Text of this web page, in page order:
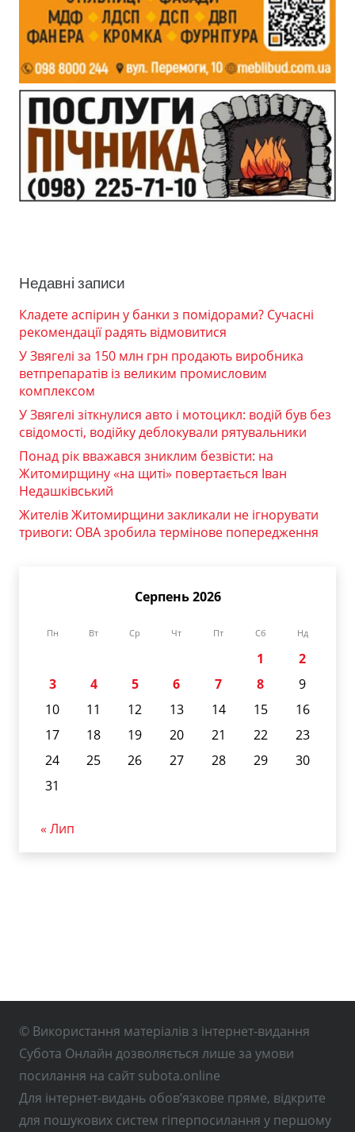
Недавні записи
Кладете аспірин у банки з помідорами? Сучасні
рекомендації радять відмовитися
У Звягелі за 150 млн грн продають виробника
ветпрепаратів із великим промисловим
комплексом
У Звягелі зіткнулися авто і мотоцикл: водій був без
свідомості, водійку деблокували рятувальники
Понад рік вважався зниклим безвісти: на
Житомирщину «на щиті» повертається Іван
Недашківський
Жителів Житомирщини закликали не ігнорувати
тривоги: ОВА зробила термінове попередження
Серпень 2026
Пн Вт Ср Чт Пт Сб Нд
1
2
3
4 5 6 7 8
9
10
11 12 13 14 15
16
17
18 19 20 21 22
23
24
25 26 27 28 29
30
31
« Лип
© Використання матеріалів з інтернет-видання
Субота Онлайн дозволяється лише за умови
посилання на сайт subota.online
Для інтернет-видань обов’язкове пряме, відкрите
для пошукових систем гіперпосилання у першому